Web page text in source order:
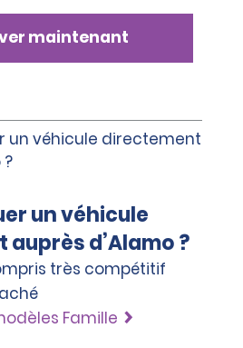
maintenant
un véhicule
d’Alamo ?
très compétitif
Famille